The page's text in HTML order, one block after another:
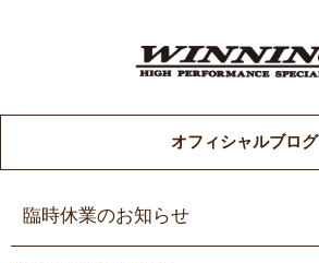
オフィシャルブログ
臨時休業のお知らせ